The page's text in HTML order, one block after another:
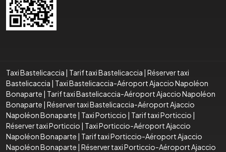
Taxi Bastelicaccia | Tarif taxi Bastelicaccia | Réserver taxi
Bastelicaccia | Taxi Bastelicaccia-Aéroport Ajaccio Napoléon
Bonaparte | Tarif taxi Bastelicaccia-Aéroport Ajaccio Napoléon
Bonaparte | Réserver taxi Bastelicaccia-Aéroport Ajaccio
Napoléon Bonaparte | Taxi Porticcio | Tarif taxi Porticcio |
Réserver taxi Porticcio | Taxi Porticcio-Aéroport Ajaccio
Napoléon Bonaparte | Tarif taxi Porticcio-Aéroport Ajaccio
Napoléon Bonaparte | Réserver taxi Porticcio-Aéroport Ajaccio